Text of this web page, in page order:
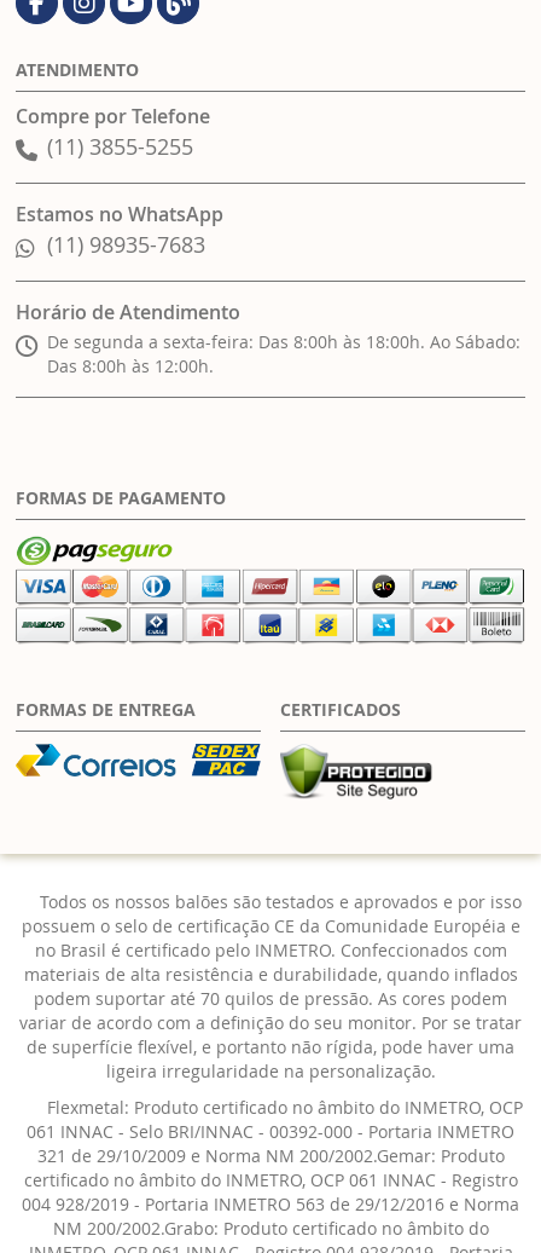
ATENDIMENTO
Compre por Telefone
(11) 3855-5255
Estamos no WhatsApp
(11) 98935-7683
Horário de Atendimento
De segunda a sexta-feira: Das 8:00h às 18:00h. Ao Sábado:
Das 8:00h às 12:00h.
FORMAS DE PAGAMENTO
FORMAS DE ENTREGA CERTIFICADOS
Todos os nossos balões são testados e aprovados e por isso
possuem o selo de certificação CE da Comunidade Européia e
no Brasil é certificado pelo INMETRO. Confeccionados com
materiais de alta resistência e durabilidade, quando inflados
podem suportar até 70 quilos de pressão. As cores podem
variar de acordo com a definição do seu monitor. Por se tratar
de superfície flexível, e portanto não rígida, pode haver uma
ligeira irregularidade na personalização.
Flexmetal: Produto certificado no âmbito do INMETRO, OCP
061 INNAC - Selo BRI/INNAC - 00392-000 - Portaria INMETRO
321 de 29/10/2009 e Norma NM 200/2002.Gemar: Produto
certificado no âmbito do INMETRO, OCP 061 INNAC - Registro
004 928/2019 - Portaria INMETRO 563 de 29/12/2016 e Norma
NM 200/2002.Grabo: Produto certificado no âmbito do